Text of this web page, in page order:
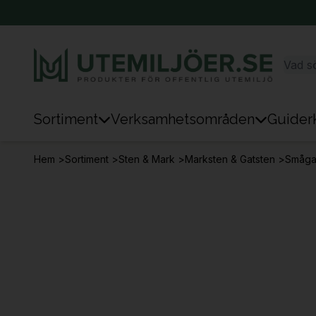
Sortiment Verksamhetsområden Guider
Hem >Sortiment >Sten & Mark >Marksten & Gatsten >